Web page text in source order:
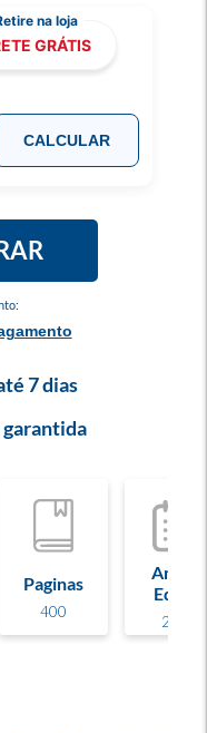
GRÁTIS
CALCULAR
7 dias
garantida
Paginas
400
Ano de
Edição
2026